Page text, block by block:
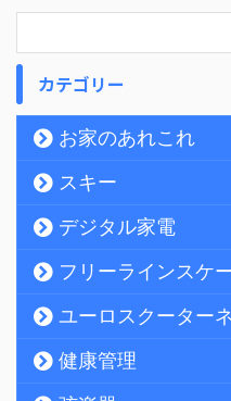
カテゴリー
お家のあれこれ
スキー
デジタル家電
フリーラインスケ
ユーロスクーター
健康管理